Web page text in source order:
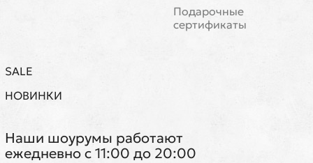
Подарочные
сертификаты
SALE
НОВИНКИ
Наши шоурумы работают
ежедневно с 11:00 до 20:00